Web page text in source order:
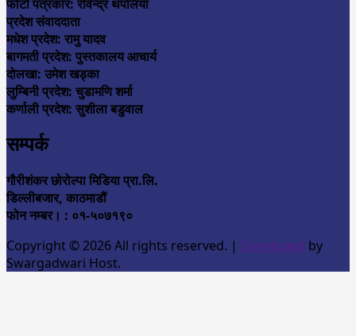
फोटो पत्रकार: रविन्द्र थपलिया
प्रदेश संवाददाता
मधेश प्रदेश: रामु यादव
बागमती प्रदेश: पुस्तकालय आचार्य
दोलखा: उमेश खड्का
लुम्बिनी प्रदेश: चुडामणि शर्मा
कर्णाली प्रदेश: सुशीला बडुवाल
सम्पर्क
गौरीशंकर छोरोल्पा मिडिया प्रा.लि.
डिल्लीबजार, काठमाडौं
फोन नम्बर। : ०१-५०७१९०
Copyright © 2026 All rights reserved. | Developed by
Swargadwari Host.